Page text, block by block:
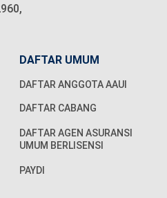
DAFTAR UMUM
DAFTAR ANGGOTA AAUI
DAFTAR CABANG
DAFTAR AGEN ASURANSI
UMUM BERLISENSI
PAYDI